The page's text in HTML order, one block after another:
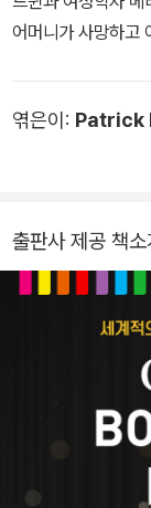
어머니가 사망하고
과 교우하며 성장
만났다. 괴담을 한
또는 현대의 프로
자살하고 메리와
리’로 불리게 되었
었고, 남편인 퍼시
아오던 중 익사했
듬해에는 남편의
작 활동을 이어가
엮은이: Patrick
출판사 제공 책소